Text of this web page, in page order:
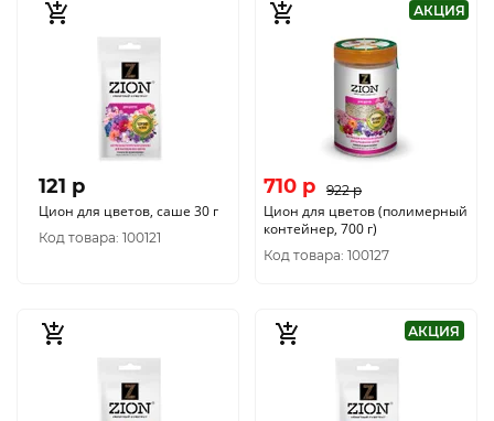
121 p
Цион для цветов, саше 30 г
Код товара: 100121
АКЦИЯ
710 p 922 p
Цион для цветов (полимерный
контейнер, 700 г)
Код товара: 100127
АКЦИЯ